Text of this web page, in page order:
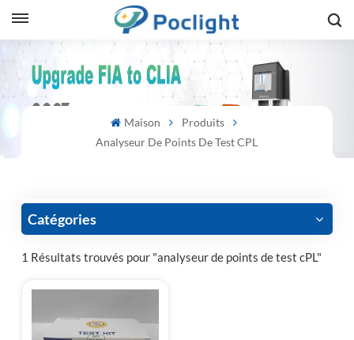
Maison
Produits
Analyseur De Points De Test CPL
Catégories
1 Résultats trouvés pour "analyseur de points de test cPL"